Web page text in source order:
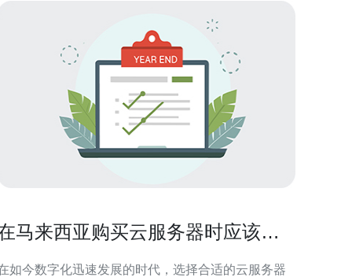
马来西亚购买云服务器时应该考
如今数字化迅速发展的时代，选择合适的云服务器